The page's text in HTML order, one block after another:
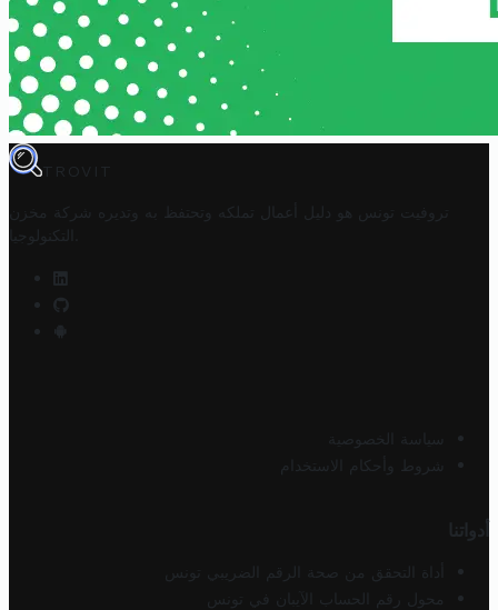
TROVIT
تروفيت تونس هو دليل أعمال تملكه وتحتفظ به وتديره
شركة مخزن
التكنولوجيا
سياسة الخصوصية
شروط وأحكام الاستخدام
أدواتنا
أداة التحقق من صحة الرقم الضريبي تونس
محول رقم الحساب الآيبان في تونس